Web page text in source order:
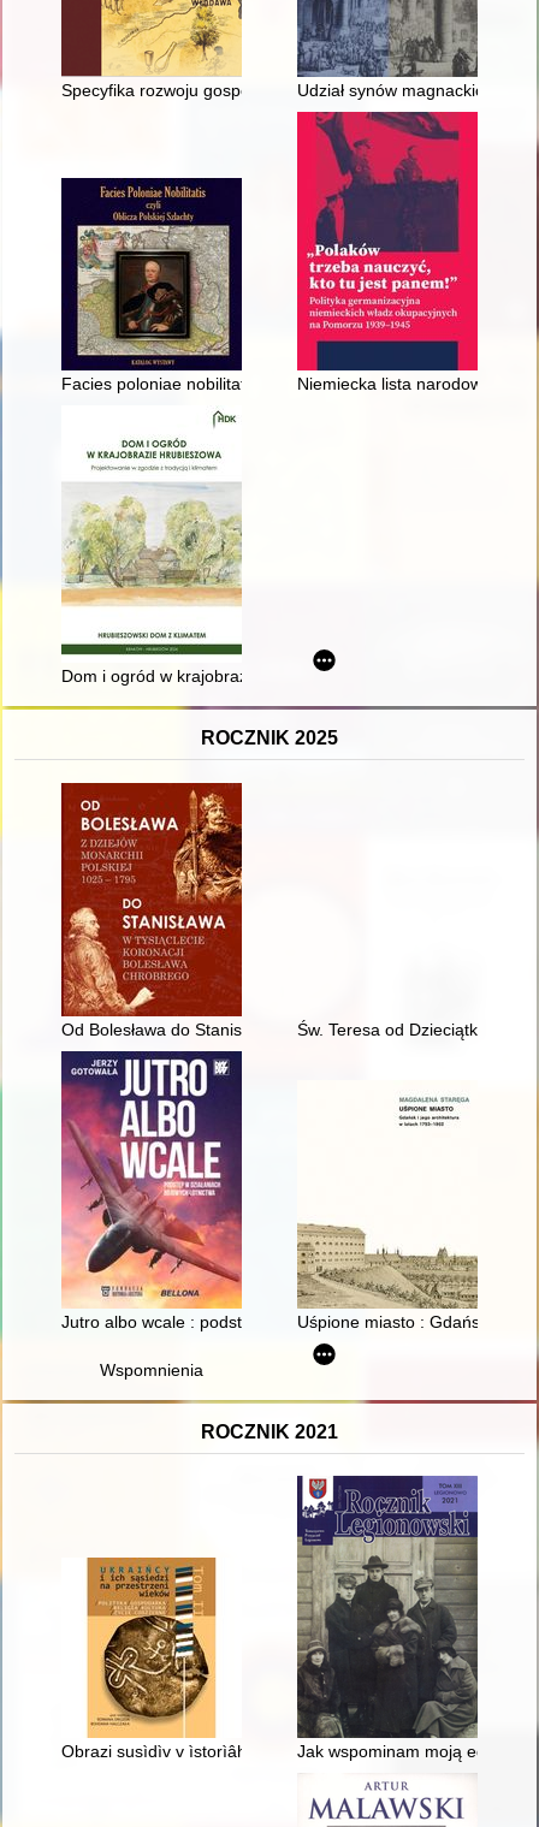
Specyfika rozwoju gospodarczego wsi na Pojezierzu
Udział synów magnackich w
Facies poloniae nobilitatis czyli Oblicza polskiej szlachty :
Niemiecka lista
Dom i ogród w krajobrazie Hrubieszowa : monografia. T. 2,
ROCZNIK 2025
Od Bolesława do Stanisława : z dziejów monarchii polskiej
Św. Teresa od Dzieciątka Jezus
Jutro albo wcale : podstęp w działaniach bojowych lotnictwa
Uśpione miasto : Gdańsk i
Wspomnienia
ROCZNIK 2021
Obrazi susìdìv v ìstorìâh osobistogo dosvìdu pro podìï Drugoï
Jak wspominam moją